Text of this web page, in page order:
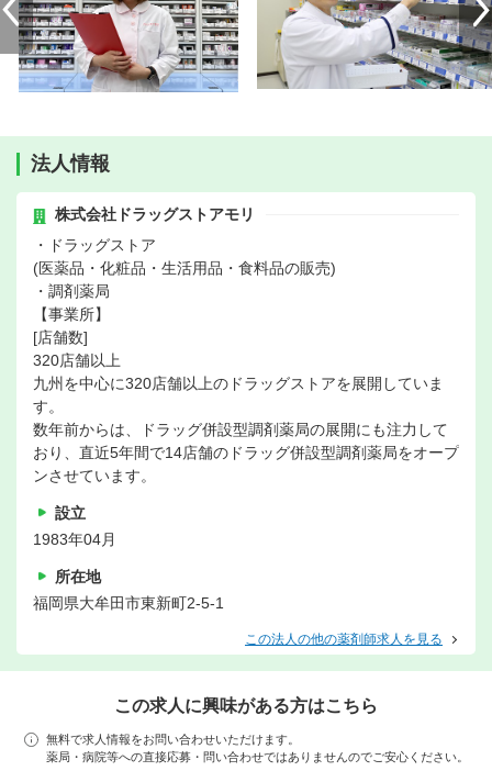
法人情報
株式会社ドラッグストアモリ
・ドラッグストア
(医薬品・化粧品・生活用品・食料品の販売)
・調剤薬局
【事業所】
[店舗数]
320店舗以上
九州を中心に320店舗以上のドラッグストアを展開していま
す。
数年前からは、ドラッグ併設型調剤薬局の展開にも注力して
おり、直近5年間で14店舗のドラッグ併設型調剤薬局をオープ
ンさせています。
設立
1983年04月
所在地
福岡県大牟田市東新町2-5-1
この法人の他の薬剤師求人を見る
この求人に興味がある方はこちら
無料で求人情報をお問い合わせいただけます。
薬局・病院等への直接応募・問い合わせではありませんのでご安心ください。